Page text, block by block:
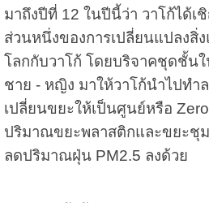
มาถึงปีที่ 12 ในปีนี้ว่า วาโก้ได้เ
ส่วนหนึ่งของการเปลี่ยนแปลงสิ่
โลกกับวาโก้ โดยบริจาคชุดชั้นใ
ชาย - หญิง มาให้วาโก้นำไปทำ
เปลี่ยนขยะให้เป็นศูนย์หรือ
ปริมาณขยะพลาสติกและขยะชุ
ลดปริมาณฝุ่น PM2.5 ลงด้วย